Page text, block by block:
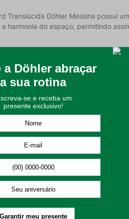
Translúcida Döhler Messina possui
harmonia do espaço, permitindo
e 12% linho;
garantindo mais privacidade e
Döhler Messina possui ilhós
reduzida, em processo Suave;
utilizar secadoras para
apenas em temperatura máxima
e não utilizar materiais abrasivos;
colocar para lavar. Isso contribui